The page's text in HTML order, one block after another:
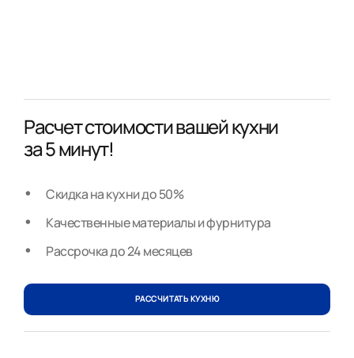
Расчет стоимости вашей кухни
за 5 минут!
Скидка на кухни до 50%
Качественные материалы и фурнитура
Рассрочка до 24 месяцев
РАССЧИТАТЬ КУХНЮ